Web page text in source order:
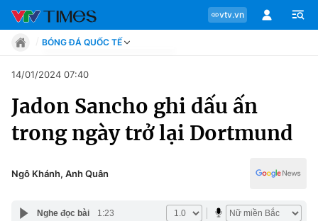
vtv.vn
Chuyên mục
Tin tức
Move
BÓNG ĐÁ QUỐC TẾ
Move
Phong cách
Sự kiện
Thể thao điện tử
Video
14/01/2024 07:40
Jadon Sancho ghi dấu ấn
trong ngày trở lại Dortmund
Ngô Khánh, Anh Quân
Nghe đọc bài 1:23